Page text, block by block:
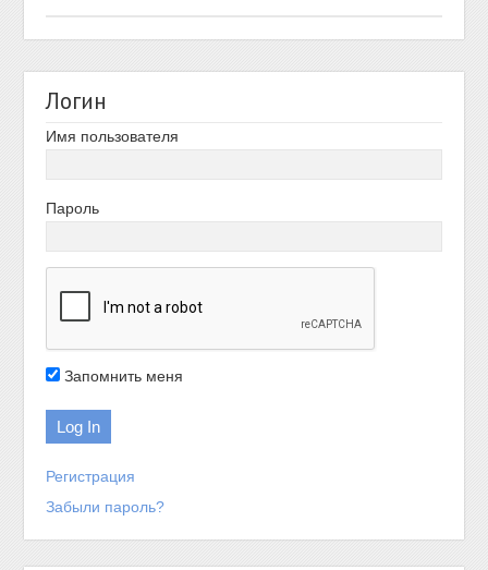
Логин
Имя пользователя
Пароль
Запомнить меня
Регистрация
Забыли пароль?